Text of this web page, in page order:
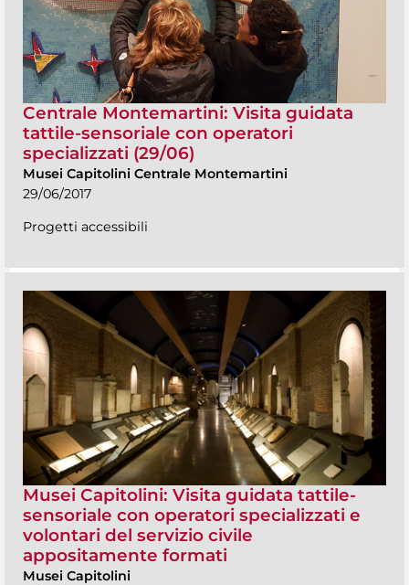
Centrale Montemartini: Visita guidata
tattile-sensoriale con operatori
specializzati (29/06)
Musei Capitolini Centrale Montemartini
29/06/2017
Progetti accessibili
Musei Capitolini: Visita guidata tattile-
sensoriale con operatori specializzati e
volontari del servizio civile
appositamente formati
Musei Capitolini